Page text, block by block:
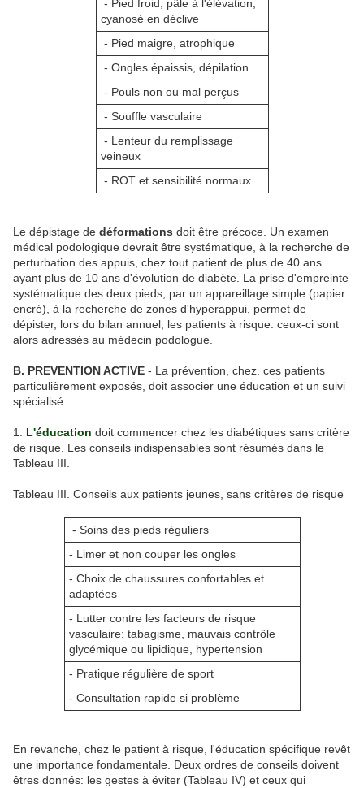
- Pied froid, pâle à l'élévation,
cyanosé en déclive
- Pied maigre, atrophique
- Ongles épaissis, dépilation
- Pouls non ou mal perçus
- Souffle vasculaire
- Lenteur du remplissage
veineux
- ROT et sensibilité normaux
Le dépistage de déformations doit être précoce. Un examen
médical podologique devrait être systématique, à la recherche de
perturbation des appuis, chez tout patient de plus de 40 ans
ayant plus de 10 ans d'évolution de diabète. La prise d'empreinte
systématique des deux pieds, par un appareillage simple (papier
encré), à la recherche de zones d'hyperappui, permet de
dépister, lors du bilan annuel, les patients à risque: ceux-ci sont
alors adressés au médecin podologue.
B. PREVENTION ACTIVE - La prévention, chez. ces patients
particulièrement exposés, doit associer une éducation et un suivi
spécialisé.
1. L'éducation doit commencer chez les diabétiques sans critère
de risque. Les conseils indispensables sont résumés dans le
Tableau III.
Tableau III. Conseils aux patients jeunes, sans critères de risque
- Soins des pieds réguliers
- Limer et non couper les ongles
- Choix de chaussures confortables et
adaptées
- Lutter contre les facteurs de risque
vasculaire: tabagisme, mauvais contrôle
glycémique ou lipidique, hypertension
- Pratique régulière de sport
- Consultation rapide si problème
En revanche, chez le patient à risque, l'éducation spécifique revêt
une importance fondamentale. Deux ordres de conseils doivent
êtres donnés: les gestes à éviter (Tableau IV) et ceux qui